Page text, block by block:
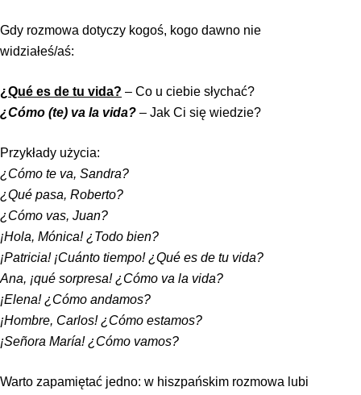
Gdy rozmowa dotyczy kogoś, kogo dawno nie
widziałeś/aś:
¿Qué es de tu vida? – Co u ciebie słychać?
¿Cómo (te) va la vida? – Jak Ci się wiedzie?
Przykłady użycia:
¿Cómo te va, Sandra?
¿Qué pasa, Roberto?
¿Cómo vas, Juan?
¡Hola, Mónica! ¿Todo bien?
¡Patricia! ¡Cuánto tiempo! ¿Qué es de tu vida?
Ana, ¡qué sorpresa! ¿Cómo va la vida?
¡Elena! ¿Cómo andamos?
¡Hombre, Carlos! ¿Cómo estamos?
¡Señora María! ¿Cómo vamos?
Warto zapamiętać jedno: w hiszpańskim rozmowa lubi